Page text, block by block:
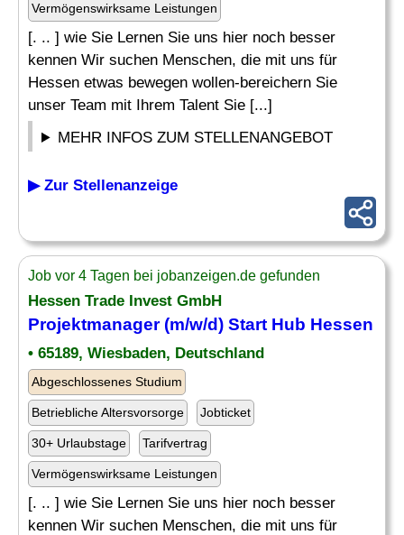
Vermögenswirksame Leistungen
[. .. ] wie Sie Lernen Sie uns hier noch besser
kennen Wir suchen Menschen, die mit uns für
Hessen etwas bewegen wollen-bereichern Sie
unser Team mit Ihrem Talent Sie [...]
MEHR INFOS ZUM STELLENANGEBOT
▶ Zur Stellenanzeige
Job vor 4 Tagen bei jobanzeigen.de gefunden
Hessen Trade Invest GmbH
Projektmanager (m/w/d) Start Hub Hessen
• 65189, Wiesbaden, Deutschland
Abgeschlossenes Studium
Betriebliche Altersvorsorge Jobticket
30+ Urlaubstage Tarifvertrag
Vermögenswirksame Leistungen
[. .. ] wie Sie Lernen Sie uns hier noch besser
kennen Wir suchen Menschen, die mit uns für